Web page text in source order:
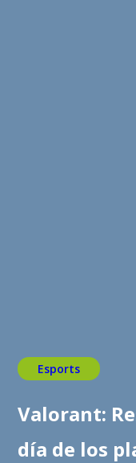
Esports
Valorant:
día de los